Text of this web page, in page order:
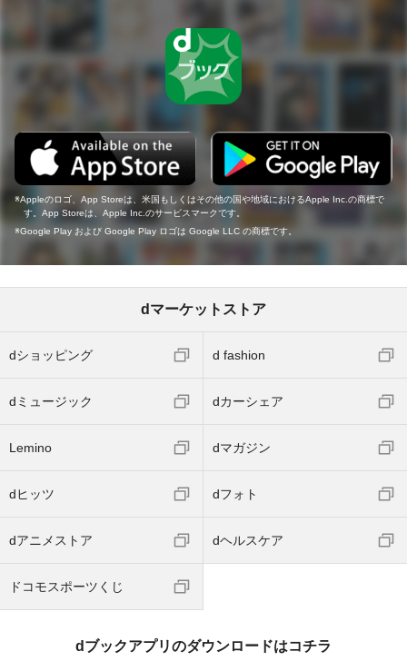
Appleのロゴ、App Storeは、米国もしくはその他の国や地域におけるApple Inc.の商標で
す。App Storeは、Apple Inc.のサービスマークです。
Google Play および Google Play ロゴは Google LLC の商標です。
dマーケットストア
dショッピング d fashion
dミュージック dカーシェア
Lemino dマガジン
dヒッツ dフォト
dアニメストア dヘルスケア
ドコモスポーツくじ
dブックアプリのダウンロードはコチラ